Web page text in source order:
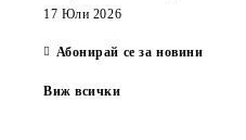
17 Юли 2026
Абонирай се за новини
Виж всички